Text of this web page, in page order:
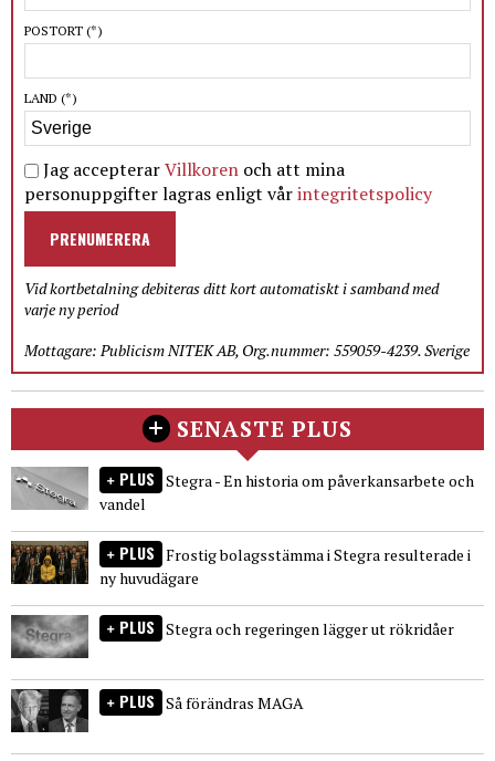
POSTORT (*)
LAND (*)
Jag accepterarVillkoren och att mina
personuppgifter lagras enligt vårintegritetspolicy
PRENUMERERA
Vid kortbetalning debiteras ditt kort automatiskt i samband med
varje ny period
Mottagare: Publicism NITEK AB, Org.nummer: 559059-4239. Sverige
SENASTE PLUS
PLUS Stegra - En historia om påverkansarbete och
vandel
PLUS Frostig bolagsstämma i Stegra resulterade i
ny huvudägare
PLUS Stegra och regeringen lägger ut rökridåer
PLUS Så förändras MAGA